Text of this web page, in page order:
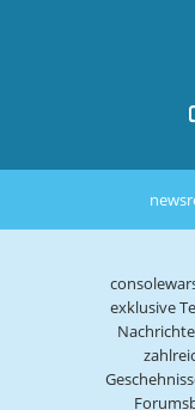
news
exklusive